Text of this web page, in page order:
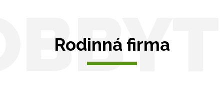
Rodinná firma